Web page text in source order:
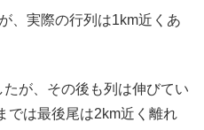
、実際の行列は1km近くあ
が、その後も列は伸びてい
では最後尾は2km近く離れ